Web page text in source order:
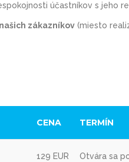
účastníkov s jeho
zákazníkov (miesto
CENA TERMÍN
129 EUR Otvára sa